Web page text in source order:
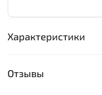
Характеристики
Отзывы